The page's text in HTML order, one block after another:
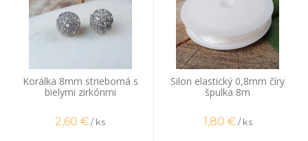
Korálka 8mm strieborná s
bielymi zirkónmi
2,60 €/ ks
Silon elastický 0,8mm číry
špulka 8m
1,80 € / ks